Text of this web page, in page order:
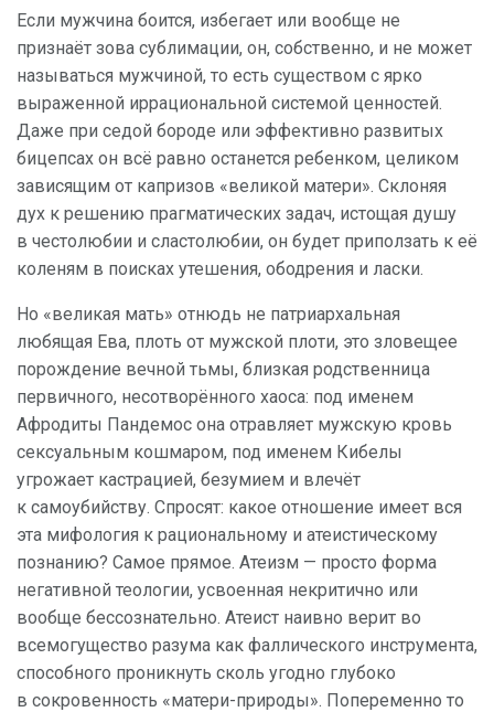
Если мужчина боится, избегает или вообще не
признаёт зова сублимации, он, собственно, и не может
называться мужчиной, то есть существом с ярко
выраженной иррациональной системой ценностей.
Даже при седой бороде или эффективно развитых
бицепсах он всё равно останется ребенком, целиком
зависящим от капризов «великой матери». Склоняя
дух к решению прагматических задач, истощая душу
в честолюбии и сластолюбии, он будет приползать к её
коленям в поисках утешения, ободрения и ласки.
Но «великая мать» отнюдь не патриархальная
любящая Ева, плоть от мужской плоти, это зловещее
порождение вечной тьмы, близкая родственница
первичного, несотворённого хаоса: под именем
Афродиты Пандемос она отравляет мужскую кровь
сексуальным кошмаром, под именем Кибелы
угрожает кастрацией, безумием и влечёт
к самоубийству. Спросят: какое отношение имеет вся
эта мифология к рациональному и атеистическому
познанию? Самое прямое. Атеизм — просто форма
негативной теологии, усвоенная некритично или
вообще бессознательно. Атеист наивно верит во
всемогущество разума как фаллического инструмента,
способного проникнуть сколь угодно глубоко
в сокровенность «матери-природы». Попеременно то